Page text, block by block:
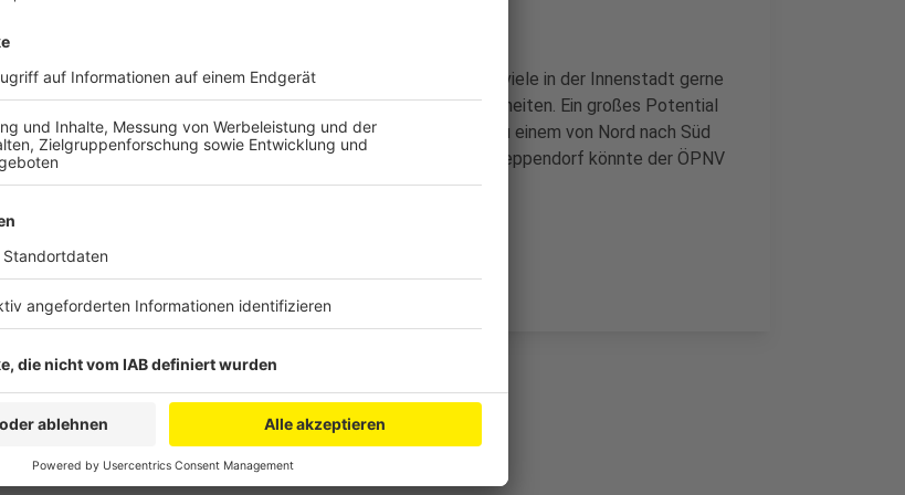
Bei der Rückmeldung der Elsdorfer hat sich herausgestellt, dass viele in der Innenstadt gerne
mehr Aufenthaltsqualität hätten, zum Beispiel durch Sitzgelegenheiten. Ein großes Potential
liegt auch in der Weiterentwicklung der ehemaligen Bahntrasse zu einem von Nord nach Süd
durch die Innenstadt laufendem, attraktiven „Grünen Band“. Für Heppendorf könnte der ÖPNV
deutlich verbessert werden.
Anzeige